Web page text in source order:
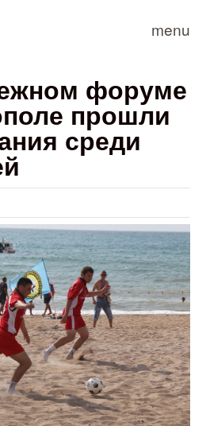
menu
форуме
прошли
среди